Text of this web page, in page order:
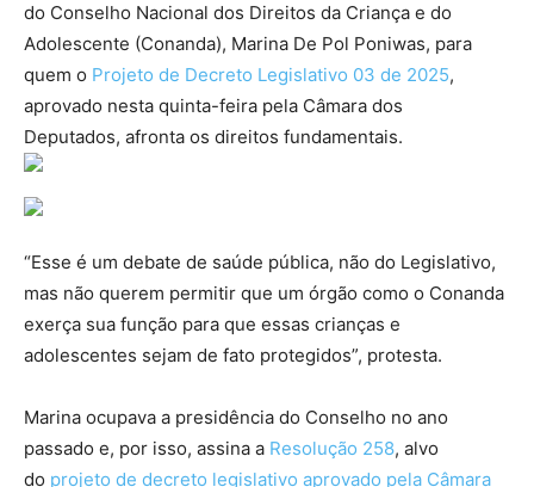
do Conselho Nacional dos Direitos da Criança e do
Adolescente (Conanda), Marina De Pol Poniwas, para
quem o Projeto de Decreto Legislativo 03 de 2025,
aprovado nesta quinta-feira pela Câmara dos
Deputados, afronta os direitos fundamentais.
“Esse é um debate de saúde pública, não do Legislativo,
mas não querem permitir que um órgão como o Conanda
exerça sua função para que essas crianças e
adolescentes sejam de fato protegidos”, protesta.
Marina ocupava a presidência do Conselho no ano
passado e, por isso, assina a Resolução 258, alvo
do projeto de decreto legislativo aprovado pela Câmara